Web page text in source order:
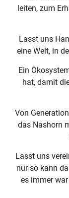
leiten, zum
Lasst uns
eine Welt, in
Ein
hat, damit
Von
das Nashorn
Lasst uns
nur so kann
es immer